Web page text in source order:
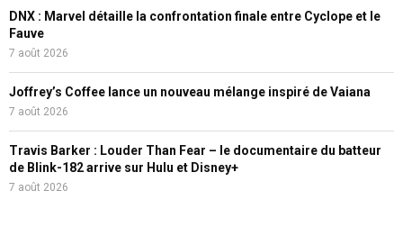
DNX : Marvel détaille la confrontation finale entre Cyclope et le
Fauve
7 août 2026
Joffrey’s Coffee lance un nouveau mélange inspiré de Vaiana
7 août 2026
Travis Barker : Louder Than Fear – le documentaire du batteur
de Blink-182 arrive sur Hulu et Disney+
7 août 2026